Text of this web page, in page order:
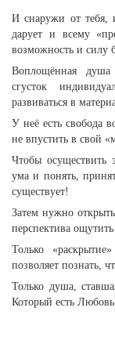
И снаружи от тебя,
дарует и всему
возможность и силу
Воплощённая душа
сгусток
развиваться в
У неё есть свобода
не впустить в свой
Чтобы осуществить
ума и понять,
существует!
Затем нужно
перспектива
Только
позволяет познать,
Только душа,
Который есть